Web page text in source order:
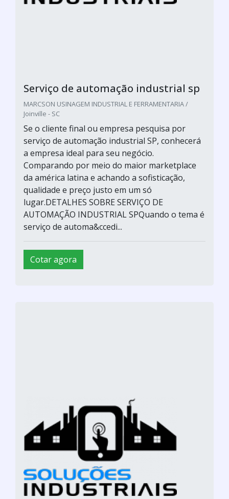
Serviço de automação industrial sp
MARCSON USINAGEM INDUSTRIAL E FERRAMENTARIA /
Joinville - SC
Se o cliente final ou empresa pesquisa por
serviço de automação industrial SP, conhecerá
a empresa ideal para seu negócio.
Comparando por meio do maior marketplace
da américa latina e achando a sofisticação,
qualidade e preço justo em um só
lugar.DETALHES SOBRE SERVIÇO DE
AUTOMAÇÃO INDUSTRIAL SPQuando o tema é
serviço de automa&ccedi...
Cotar agora